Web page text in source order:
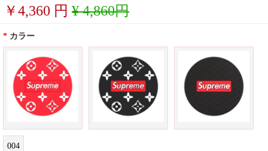
￥4,360 円 ¥ 4,860円
* カラー
004